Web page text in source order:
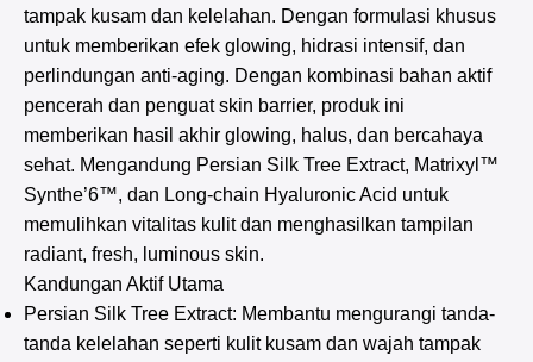
tampak kusam dan kelelahan. Dengan formulasi khusus
untuk memberikan efek glowing, hidrasi intensif, dan
perlindungan anti-aging. Dengan kombinasi bahan aktif
pencerah dan penguat skin barrier, produk ini
memberikan hasil akhir glowing, halus, dan bercahaya
sehat. Mengandung Persian Silk Tree Extract, Matrixyl™
Synthe’6™, dan Long-chain Hyaluronic Acid untuk
memulihkan vitalitas kulit dan menghasilkan tampilan
radiant, fresh, luminous skin.
Kandungan Aktif Utama
Persian Silk Tree Extract: Membantu mengurangi tanda-
tanda kelelahan seperti kulit kusam dan wajah tampak